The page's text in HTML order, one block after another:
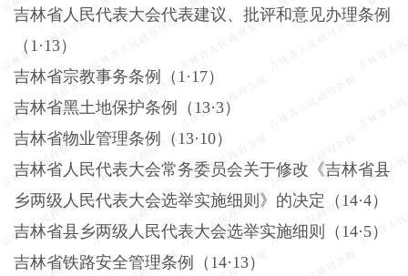
吉林省人民代表大会代表建议、批评和意见办理条例
（ 1·13）
吉林省宗教事务条例（ 1·17）
吉林省黑土地保护条例（ 13·3）
吉林省物业管理条例（ 13·10）
吉林省人民代表大会常务委员会关于修改《吉林省县
乡两级人民代表大会选举实施细则》的决定（ 14·4）
吉林省县乡两级人民代表大会选举实施细则（ 14·5）
吉林省铁路安全管理条例（ 14·13）